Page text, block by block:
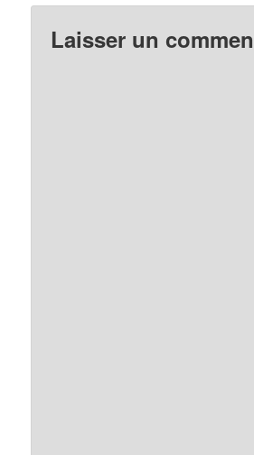
Laisser un